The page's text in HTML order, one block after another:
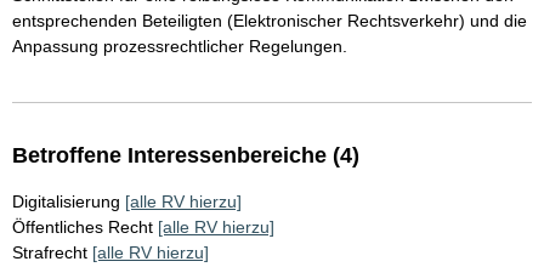
entsprechenden Beteiligten (Elektronischer Rechtsverkehr) und die
Anpassung prozessrechtlicher Regelungen.
Betroffene Interessenbereiche (4)
Digitalisierung [alle RV hierzu]
Öffentliches Recht [alle RV hierzu]
Strafrecht [alle RV hierzu]